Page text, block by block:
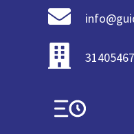
31405467